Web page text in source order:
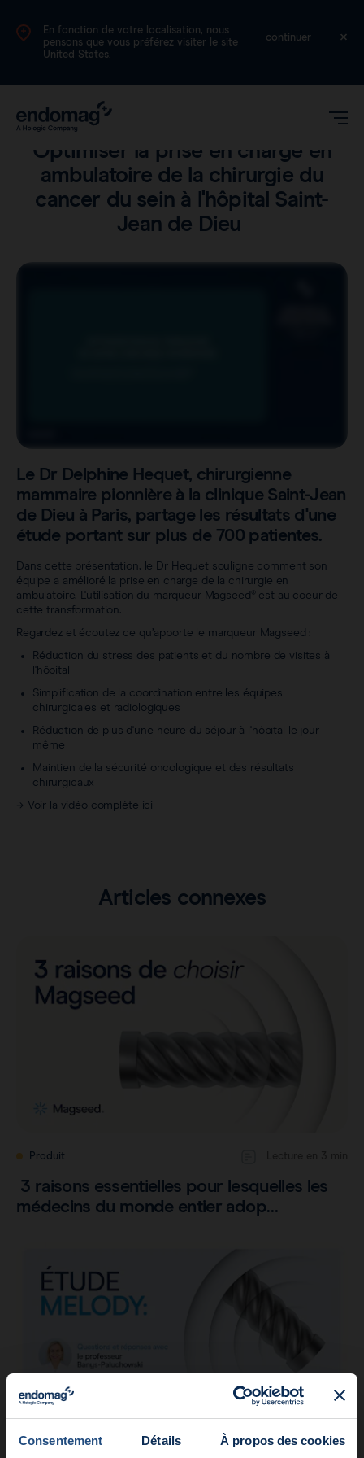
Consentement Détails À propos des cookies
En fonction de votre localisation, nous
pensons que vous préférez visiter le site
United States.
continuer
FR
Magseed®
Optimiser la prise en charge en
ambulatoire de la chirurgie du
cancer du sein à l'hôpital Saint-
Jean de Dieu
Le Dr Delphine Hequet, chirurgienne
mammaire pionnière à la clinique Saint-Jean
de Dieu à Paris, partage les résultats d'une
étude portant sur plus de 700 patientes.
Dans cette présentation, le Dr Hequet souligne comment son
équipe a amélioré la prise en charge de la chirurgie en
ambulatoire. L'utilisation du marqueur Magseed® est au coeur de
cette transformation.
Regardez et écoutez ce qu’apporte le marqueur Magseed :
Réduction du stress des patients et du nombre de visites à
l'hôpital
Simplification de la coordination entre les équipes
chirurgicales et radiologiques
Réduction de plus d'une heure du séjour à l'hôpital le jour
même
Maintien de la sécurité oncologique et des résultats
chirurgicaux
→ Voir la vidéo complète ici
Articles connexes
Produit
3 raisons essentielles pour lesquelles les
médecins du monde entier adop…